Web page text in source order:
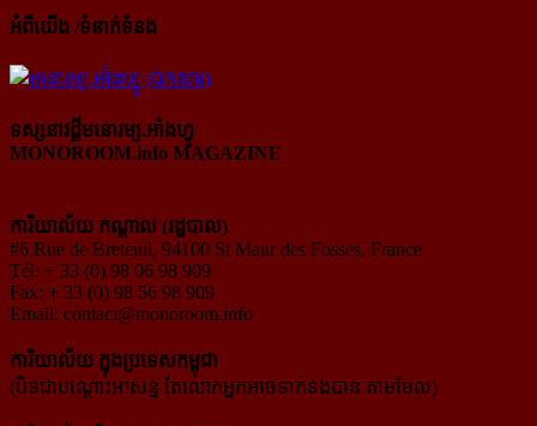
អំពីយើង /ទំនាក់ទំនង
ទស្សនាវដ្ដីមនោរម្យ.អាំងហ្វូ
MONOROOM.info MAGAZINE
ការិយាល័យ កណ្ដាល (រដ្ឋបាល)
#6 Rue de Breteuil, 94100 St Maur des Fosses, France
Tél: + 33 (0) 98 06 98 909
Fax: + 33 (0) 98 56 98 909
Email: contact@monoroom.info
ការិយាល័យ ក្នុង​ប្រទេស​កម្ពុជា
(បិទជាបណ្ដោះអាសន្ន តែលោកអ្នកអាចទាក់ទងបាន តាមមែល)